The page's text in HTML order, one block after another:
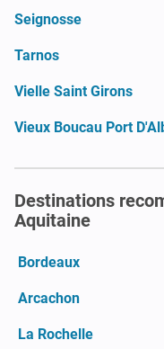
Seignosse
Tarnos
Vielle Saint Girons
Vieux Boucau Port
Destinations
Aquitaine
Bordeaux
Arcachon
La Rochelle